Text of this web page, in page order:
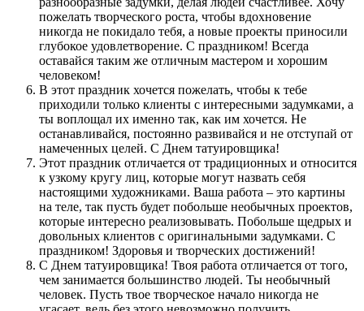
пожелать творческого роста, чтобы вдохновение
никогда не покидало тебя, а новые проекты приносили
глубокое удовлетворение. С праздником! Всегда
оставайся таким же отличным мастером и хорошим
человеком!
В этот праздник хочется пожелать, чтобы к тебе
приходили только клиенты с интересными задумками, а
ты воплощал их именно так, как им хочется. Не
останавливайся, постоянно развивайся и не отступай от
намеченных целей. С Днем татуировщика!
Этот праздник отличается от традиционных и относится
к узкому кругу лиц, которые могут назвать себя
настоящими художниками. Ваша работа – это картины
на теле, так пусть будет побольше необычных проектов,
которые интересно реализовывать. Побольше щедрых и
довольных клиентов с оригинальными задумками. С
праздником! Здоровья и творческих достижений!
С Днем татуировщика! Твоя работа отличается от того,
чем занимается большинство людей. Ты необычный
человек. Пусть твое творческое начало никогда не